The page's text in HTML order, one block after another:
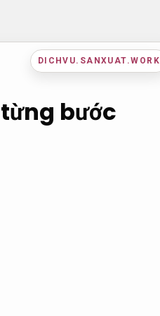
DICHVU.SANXUAT.WORK
bước